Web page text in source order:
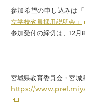
参加希望の申し込みは
立学校教員採用説明会」
参加受付の締切は、12月
宮城県教育委員会・宮城
https://